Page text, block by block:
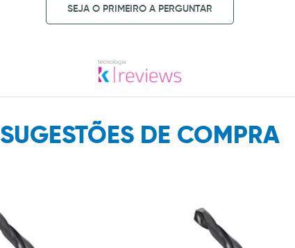
SEJA O PRIMEIRO A PERGUNTAR
SUGESTÕES DE COMPRA